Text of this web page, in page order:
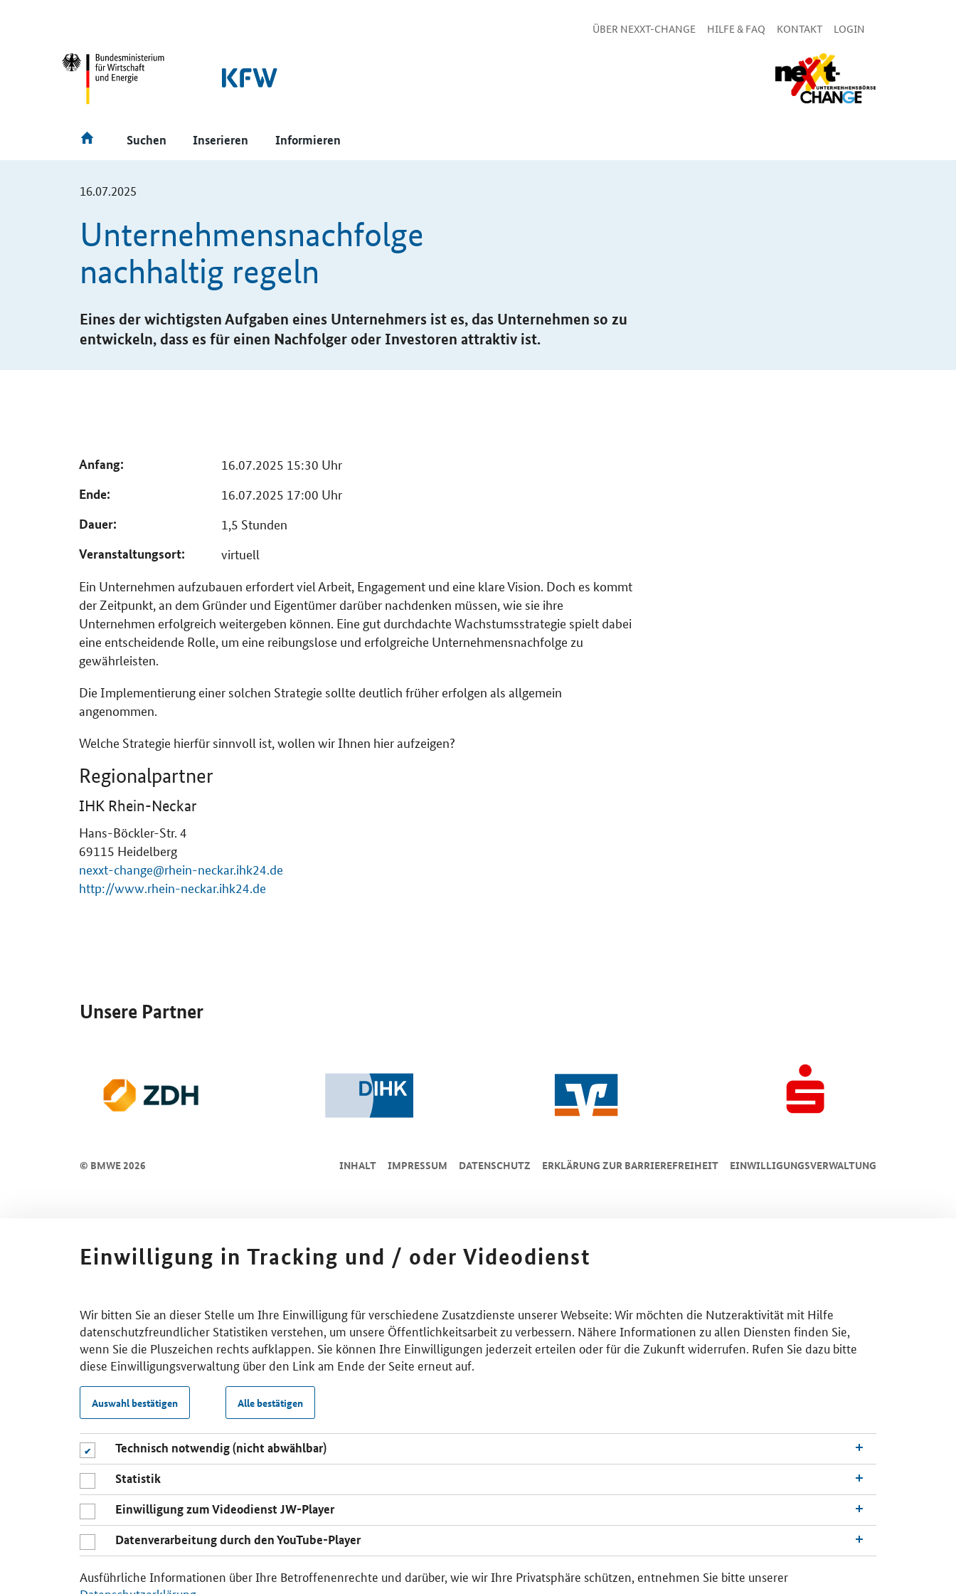
ÜBER NEXXT-CHANGE HILFE & FAQ KONTAKT LOGIN
Suchen Inserieren Informieren
16.07.2025
Unternehmensnachfolge
nachhaltig regeln
Eines der wichtigsten Aufgaben eines Unternehmers ist es, das Unternehmen so zu
entwickeln, dass es für einen Nachfolger oder Investoren attraktiv ist.
Anfang
16.07.2025 15:30 Uhr
Ende
16.07.2025 17:00 Uhr
Dauer
1,5 Stunden
Veranstaltungsort
virtuell
Ein Unternehmen aufzubauen erfordert viel Arbeit, Engagement und eine klare Vision. Doch es kommt
der Zeitpunkt, an dem Gründer und Eigentümer darüber nachdenken müssen, wie sie ihre
Unternehmen erfolgreich weitergeben können. Eine gut durchdachte Wachstumsstrategie spielt dabei
eine entscheidende Rolle, um eine reibungslose und erfolgreiche Unternehmensnachfolge zu
gewährleisten.
Die Implementierung einer solchen Strategie sollte deutlich früher erfolgen als allgemein
angenommen.
Welche Strategie hierfür sinnvoll ist, wollen wir Ihnen hier aufzeigen?
Regionalpartner
IHK Rhein-Neckar
Hans-Böckler-Str. 4
69115 Heidelberg
nexxt-change@rhein-neckar.ihk24.de
http://www.rhein-neckar.ihk24.de
Unsere Partner
© BMWE 2026 INHALT IMPRESSUM DA­TEN­SCHUTZ ERKLÄRUNG ZUR BARRIEREFREIHEIT EINWILLIGUNGSVERWALTUNG
Einwilligung in Tracking und / oder Videodienst
Wir bitten Sie an dieser Stelle um Ihre Einwilligung für verschiedene Zusatzdienste unserer Webseite: Wir möchten die Nutzeraktivität mit Hilfe
datenschutzfreundlicher Statistiken verstehen, um unsere Öffentlichkeitsarbeit zu verbessern. Nähere Informationen zu allen Diensten finden Sie,
wenn Sie die Pluszeichen rechts aufklappen. Sie können Ihre Einwilligungen jederzeit erteilen oder für die Zukunft widerrufen. Rufen Sie dazu bitte
diese Einwilligungsverwaltung über den Link am Ende der Seite erneut auf.
Auswahl bestätigen Alle bestätigen
Technisch notwendig (nicht abwählbar)
Statistik
Einwilligung zum Videodienst JW-Player
Datenverarbeitung durch den YouTube-Player
Ausführliche Informationen über Ihre Betroffenenrechte und darüber, wie wir Ihre Privatsphäre schützen, entnehmen Sie bitte unserer